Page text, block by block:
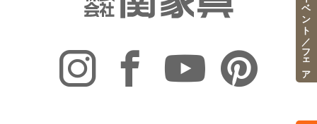
イベント／フェア